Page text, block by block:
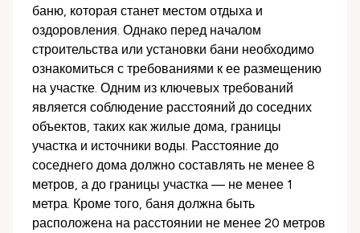
баню, которая станет местом отдыха и
оздоровления. Однако перед началом
строительства или установки бани необходимо
ознакомиться с требованиями к ее размещению
на участке. Одним из ключевых требований
является соблюдение расстояний до соседних
объектов, таких как жилые дома, границы
участка и источники воды. Расстояние до
соседнего дома должно составлять не менее 8
метров, а до границы участка — не менее 1
метра. Кроме того, баня должна быть
расположена на расстоянии не менее 20 метров